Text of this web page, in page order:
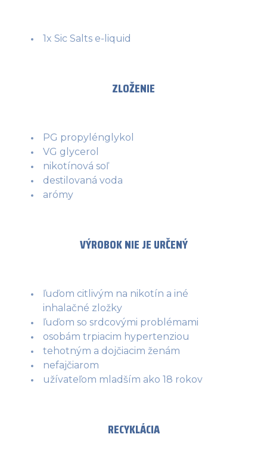
1x Sic Salts e-liquid
ZLOŽENIE
PG propylénglykol
VG glycerol
nikotínová soľ
destilovaná voda
arómy
VÝROBOK NIE JE URČENÝ
ľuďom citlivým na nikotín a iné
inhalačné zložky
ľuďom so srdcovými problémami
osobám trpiacim hypertenziou
tehotným a dojčiacim ženám
nefajčiarom
užívateľom mladším ako 18 rokov
RECYKLÁCIA